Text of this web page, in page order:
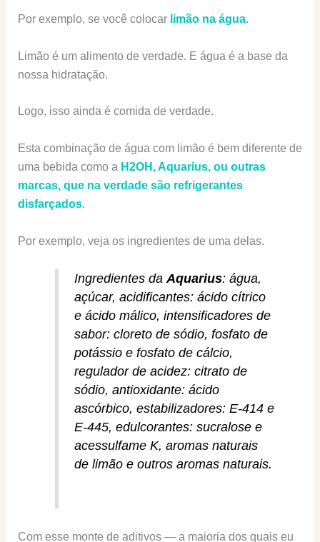
Por exemplo, se você colocar limão na água.
Limão é um alimento de verdade. E água é a base da
nossa hidratação.
Logo, isso ainda é comida de verdade.
Esta combinação de água com limão é bem diferente de
uma bebida como a H2OH, Aquarius, ou outras
marcas, que na verdade são refrigerantes
disfarçados.
Por exemplo, veja os ingredientes de uma delas.
Ingredientes daAquarius: água,
açúcar, acidificantes: ácido cítrico
e ácido málico, intensificadores de
sabor: cloreto de sódio, fosfato de
potássio e fosfato de cálcio,
regulador de acidez: citrato de
sódio, antioxidante: ácido
ascórbico, estabilizadores: E‐414 e
E-445, edulcorantes: sucralose e
acessulfame K, aromas naturais
de limão e outros aromas naturais.
Com esse monte de aditivos — a maioria dos quais eu